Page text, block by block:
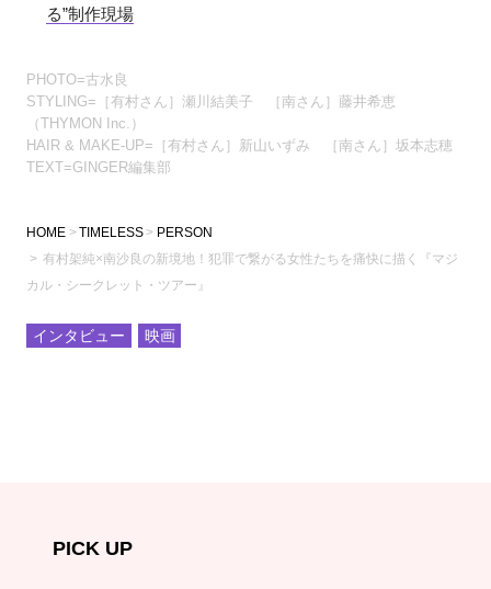
る”制作現場
PHOTO=古水良
STYLING=［有村さん］瀬川結美子 ［南さん］藤井希恵
（THYMON Inc.）
HAIR & MAKE-UP=［有村さん］新山いずみ ［南さん］坂本志穂
TEXT=GINGER編集部
HOME TIMELESS
PERSON
有村架純×南沙良の新境地！犯罪で繋がる女性たちを痛快に描く『マジ
カル・シークレット・ツアー』
インタビュー 映画
PICK UP